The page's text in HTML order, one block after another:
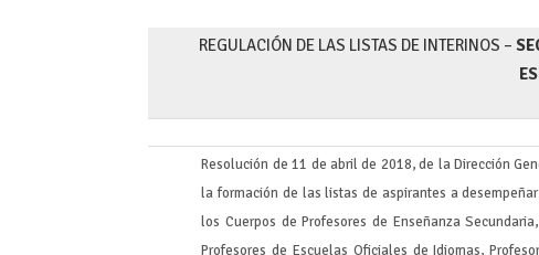
REGULACIÓN DE LAS LISTAS DE INTERINOS –
Resolución de 11 de abril de 2018, de la Dirección
la formación de las listas de aspirantes a
los Cuerpos de Profesores de Enseñanza
Profesores de Escuelas Oficiales de Idiomas,